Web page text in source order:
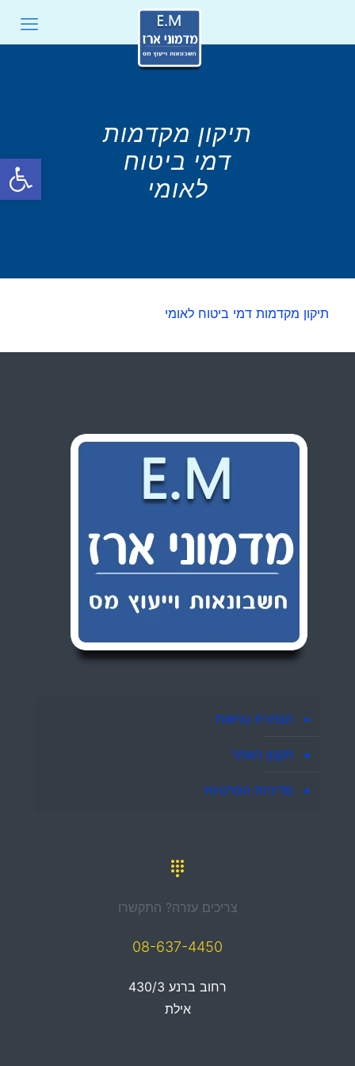
תיקון מקדמות
דמי ביטוח
לאומי
תיקון מקדמות דמי ביטוח לאומי
הצהרת נגישות
תקנון האתר
מדיניות הפרטיות
צריכים עזרה? התקשרו
08-637-4450
רחוב ברנע 430/3
אילת
פתח